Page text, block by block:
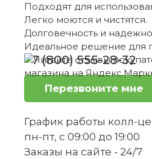
Подходят для
Легко моются и чистятся.
Долговечность и
Идеальное решение для
+7 (800) 555-28-32
Перезвоните мне
График работы колл-
пн-пт, с 09:00 до 19:00
Заказы на сайте - 24/7